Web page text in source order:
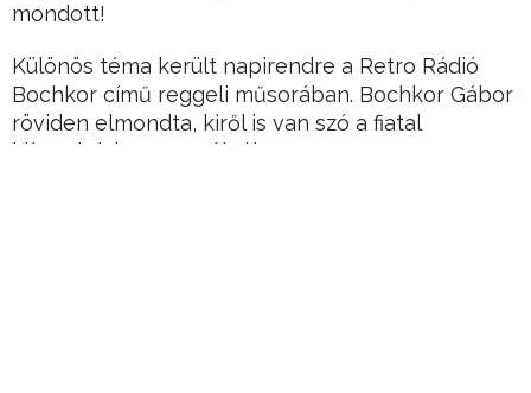
mondott!
Különös téma került napirendre a Retro Rádió
Bochkor című reggeli műsorában. Bochkor Gábor
röviden elmondta, kiről is van szó a fiatal
klímaaktivista személyében…